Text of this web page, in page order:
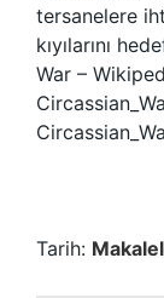
tersanelere
kıyılarını
War –
Tarih: